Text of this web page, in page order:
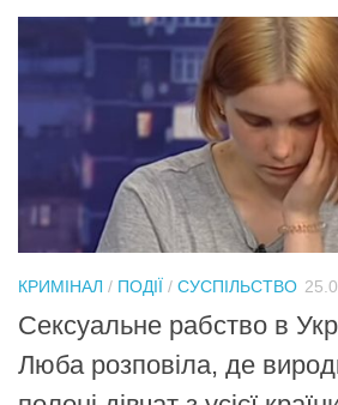
КРИМІНАЛ / ПОДІЇ / СУСПІЛЬСТВО
Сексуальне рабство в
Люба розповіла, де